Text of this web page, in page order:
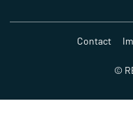
Contact
©